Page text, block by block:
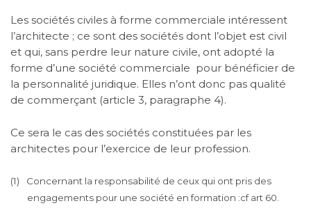
Les sociétés civiles à forme commerciale intéressent
l’architecte ; ce sont des sociétés dont l’objet est civil
et qui, sans perdre leur nature civile, ont adopté la
forme d’une société commerciale pour bénéficier de
la personnalité juridique. Elles n’ont donc pas qualité
de commerçant (article 3, paragraphe 4).
Ce sera le cas des sociétés constituées par les
architectes pour l’exercice de leur profession.
(1)
Concernant la responsabilité de ceux qui ont pris des
engagements pour une société en formation :cf art 60.